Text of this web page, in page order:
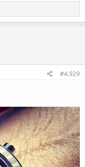
#4.929